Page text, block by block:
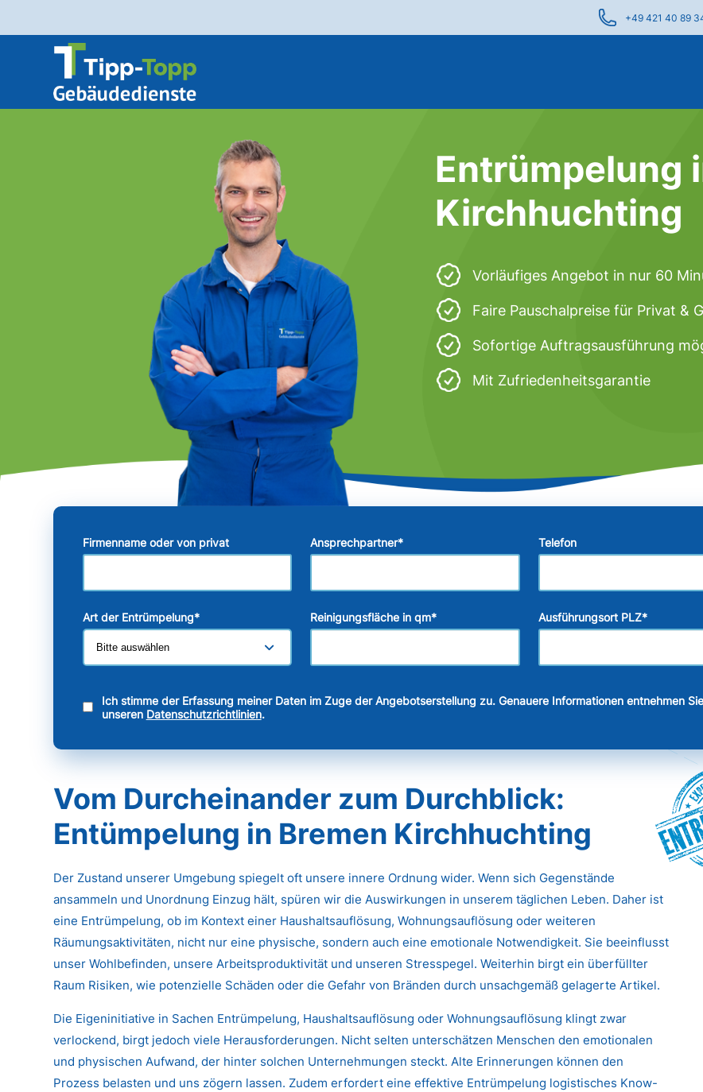
+49 421 40 89
Entrümpelung
Kirchhuchting
Vorläufiges Angebot in nur 60
Faire Pauschalpreise für Privat &
Sofortige Auftragsausführung
Mit Zufriedenheitsgarantie
Firmenname oder von privat Ansprechpartner* Telefon
Art der Entrümpelung* Reinigungsfläche in qm* Ausführungsort PLZ*
Ich stimme der Erfassung meiner Daten im Zuge der Angebotserstellung zu. Genauere Informationen entnehmen
unseren Datenschutzrichtlinien.
Vom Durcheinander zum Durchblick:
Entümpelung in Bremen Kirchhuchting
Der Zustand unserer Umgebung spiegelt oft unsere innere Ordnung wider. Wenn sich Gegenstände
ansammeln und Unordnung Einzug hält, spüren wir die Auswirkungen in unserem täglichen Leben. Daher ist
eine Entrümpelung, ob im Kontext einer Haushaltsauflösung, Wohnungsauflösung oder weiteren
Räumungsaktivitäten, nicht nur eine physische, sondern auch eine emotionale Notwendigkeit. Sie beeinflusst
unser Wohlbefinden, unsere Arbeitsproduktivität und unseren Stresspegel. Weiterhin birgt ein überfüllter
Raum Risiken, wie potenzielle Schäden oder die Gefahr von Bränden durch unsachgemäß gelagerte Artikel.
Die Eigeninitiative in Sachen Entrümpelung, Haushaltsauflösung oder Wohnungsauflösung klingt zwar
verlockend, birgt jedoch viele Herausforderungen. Nicht selten unterschätzen Menschen den emotionalen
und physischen Aufwand, der hinter solchen Unternehmungen steckt. Alte Erinnerungen können den
Prozess belasten und uns zögern lassen. Zudem erfordert eine effektive Entrümpelung logistisches Know-